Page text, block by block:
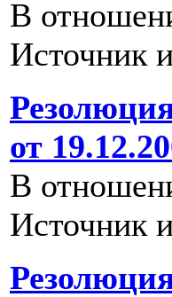
В
Источник
от
В
Источник